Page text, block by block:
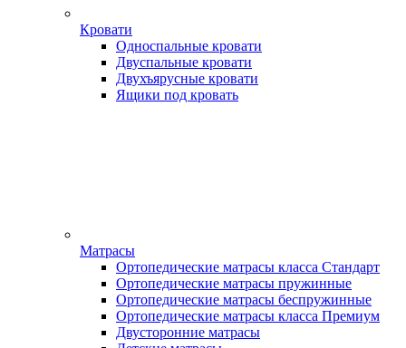
Кровати
Односпальные кровати
Двуспальные кровати
Двухъярусные кровати
Ящики под кровать
Матрасы
Ортопедические матрасы класса Стандарт
Ортопедические матрасы пружинные
Ортопедические матрасы беспружинные
Ортопедические матрасы класса Премиум
Двусторонние матрасы